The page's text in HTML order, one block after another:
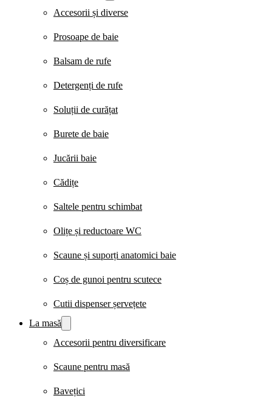
Accesorii și diverse
Prosoape de baie
Balsam de rufe
Detergenți de rufe
Soluții de curățat
Burete de baie
Jucării baie
Cădițe
Saltele pentru schimbat
Olițe și reductoare WC
Scaune și suporți anatomici baie
Coș de gunoi pentru scutece
Cutii dispenser șervețete
La masă
Accesorii pentru diversificare
Scaune pentru masă
Bavețici